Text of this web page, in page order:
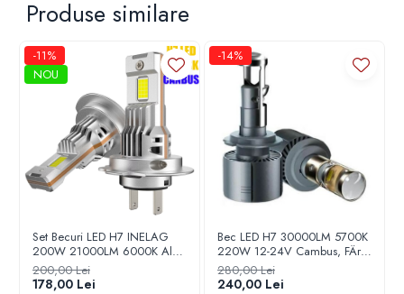
Capace r16 Toyota
Capace r16 VW
Capace roti marimea 12'
Produse similare
-11%
NOU
Set Becuri LED H7 INELAG
200W 21000LM 6000K Alb
Rece cu Ventilator 12V
200,00 Lei
178,00 Lei
-14%
Bec LED H7 30000LM 5700K
220W 12-24V Cambus, FÄrÄ
Eroare de Bec Ars
280,00 Lei
240,00 Lei